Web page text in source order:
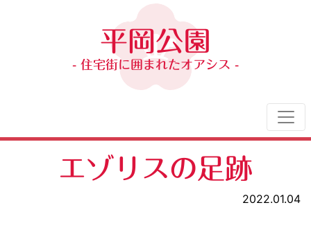
平岡公園
- 住宅街に囲まれたオアシス -
エゾリスの足跡
2022.01.04